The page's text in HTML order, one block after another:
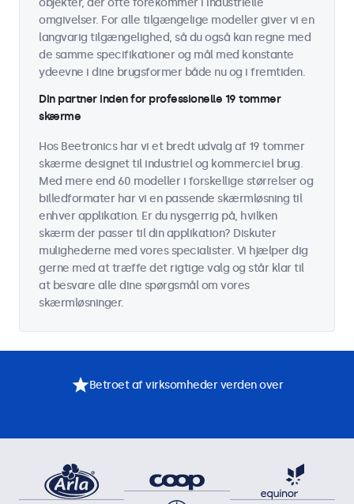
objekter, der ofte forekommer i industrielle
omgivelser. For alle tilgængelige modeller giver vi en
langvarig tilgængelighed, så du også kan regne med
de samme specifikationer og mål med konstante
ydeevne i dine brugsformer både nu og i fremtiden.
Din partner inden for professionelle 19 tommer
skærme
Hos Beetronics har vi et bredt udvalg af 19 tommer
skærme designet til industriel og kommerciel brug.
Med mere end 60 modeller i forskellige størrelser og
billedformater har vi en passende skærmløsning til
enhver applikation. Er du nysgerrig på, hvilken
skærm der passer til din applikation? Diskuter
mulighederne med vores specialister. Vi hjælper dig
gerne med at træffe det rigtige valg og står klar til
at besvare alle dine spørgsmål om vores
skærmløsninger.
Betroet af virksomheder verden over